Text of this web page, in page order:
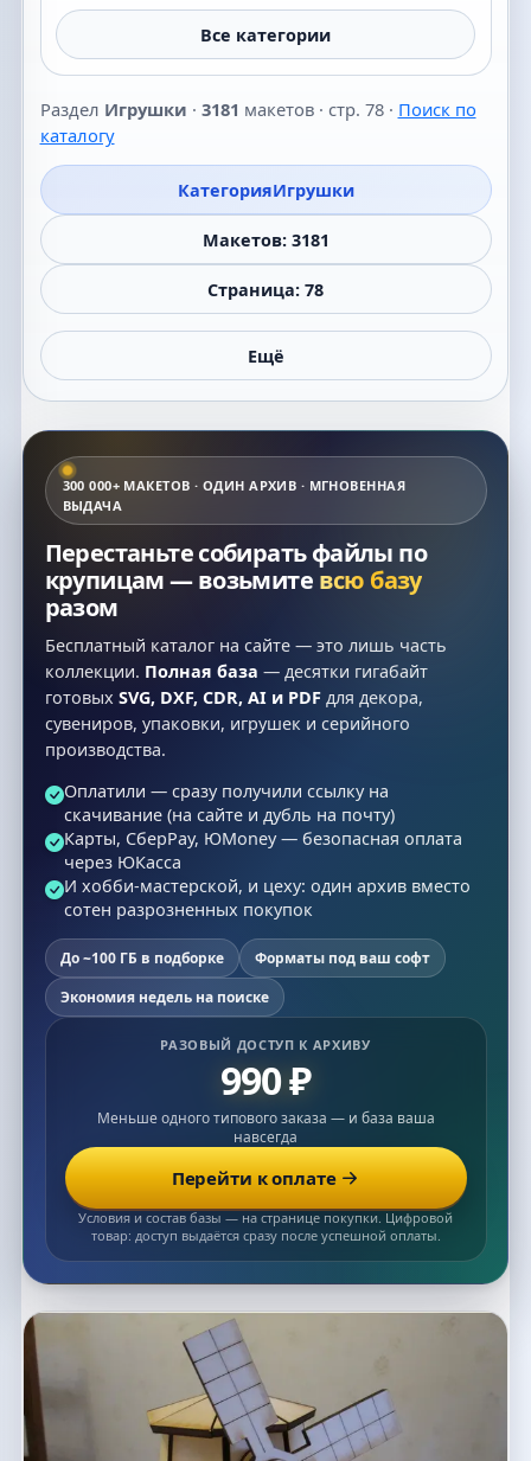
Все категории
Раздел Игрушки · 3181 макетов · стр. 78 · Поиск по
каталогу
КатегорияИгрушки
Макетов: 3181
Страница: 78
Ещё
300 000+ МАКЕТОВ · ОДИН АРХИВ · МГНОВЕННАЯ
ВЫДАЧА
Перестаньте собирать файлы по
крупицам — возьмите всю базу
разом
Бесплатный каталог на сайте — это лишь часть
коллекции. Полная база — десятки гигабайт
готовых SVG, DXF, CDR, AI и PDFдля декора,
сувениров, упаковки, игрушек и серийного
производства.
Оплатили — сразу получили ссылку на
скачивание (на сайте и дубль на почту)
Карты, СберPay, ЮMoney — безопасная оплата
через ЮКасса
И хобби-мастерской, и цеху: один архив вместо
сотен разрозненных покупок
До ~100 ГБ в подборке
Форматы под ваш софт
Экономия недель на поиске
РАЗОВЫЙ ДОСТУП К АРХИВУ
990 ₽
Меньше одного типового заказа — и база ваша
навсегда
Перейти к оплате
Условия и состав базы — на странице покупки. Цифровой
товар: доступ выдаётся сразу после успешной оплаты.
Список макетов